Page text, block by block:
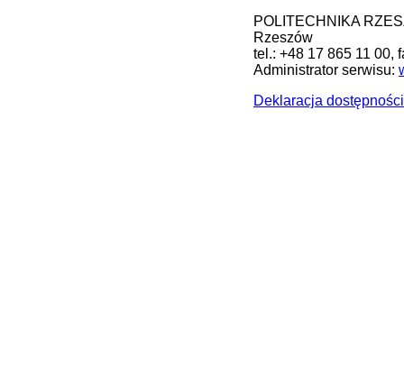
POLITECHNIKA
Rzeszów
tel.: +48 17 865 11 00,
Administrator serwisu:
Deklaracja dostępności